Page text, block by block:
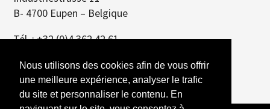
Nous utilisons des cookies afin de vous offrir
une meilleure expérience, analyser le trafic
du site et personnaliser le contenu. En
B- 4700 Eupen – Belgique
Tél. :+32 (0)4 362 42 61